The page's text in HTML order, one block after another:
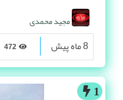
مجید محمدی
8 ماه پیش
1